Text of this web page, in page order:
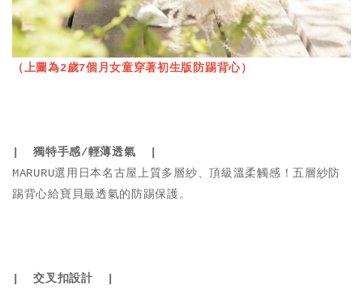
（上圖為2歲7個月女童穿著初生版防踢背心）
| 獨特手感/輕薄透氣 |
MARURU選用日本名古屋上質多層紗、頂級溫柔觸感！五層紗防
踢背心給寶貝最透氣的防踢保護。
| 交叉扣設計 |